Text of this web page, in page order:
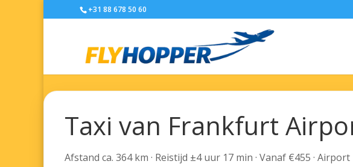
+31 88 678 50 60
Taxi van Frankfurt
Afstand ca. 364 km · Reistijd ±4 uur 17 min · Vanaf €455 ·